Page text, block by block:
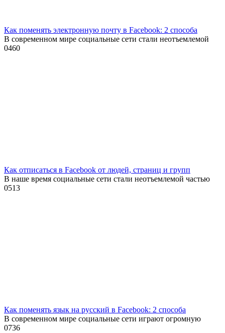
Как поменять электронную почту в Facebook: 2 способа
В современном мире социальные сети стали неотъемлемой
0460
Как отписаться в Facebook от людей, страниц и групп
В наше время социальные сети стали неотъемлемой частью
0513
Как поменять язык на русский в Facebook: 2 способа
В современном мире социальные сети играют огромную
0736